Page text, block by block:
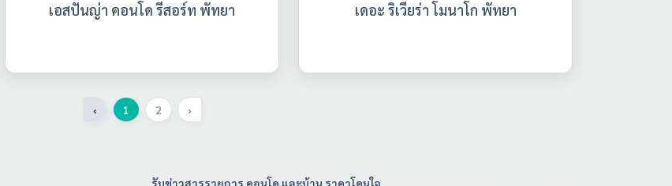
เอสปันญ่า คอนโด รีสอร์ท พัทยา เดอะ ริเวียร่า โมนาโก พัทยา
‹ 1 2 ›
รับข่าวสารรายการ คอนโด และบ้าน ราคาโดนใจ